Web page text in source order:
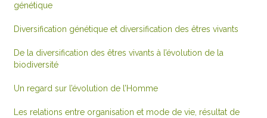
génétique
Diversification génétique et diversification des êtres vivants
De la diversification des êtres vivants à l’évolution de la
biodiversité
Un regard sur l’évolution de l’Homme
Les relations entre organisation et mode de vie, résultat de